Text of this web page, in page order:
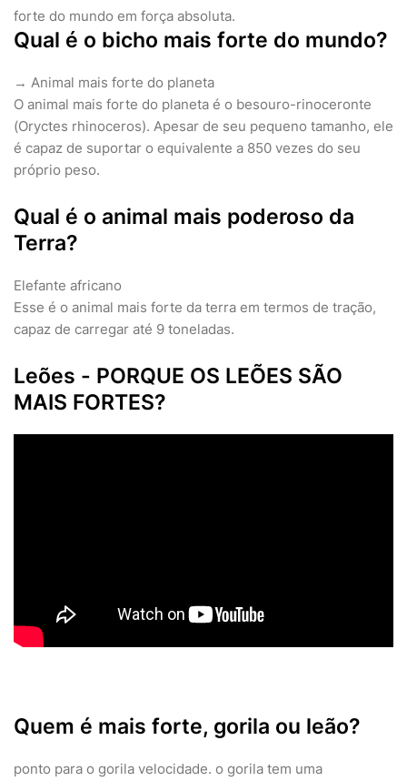
forte do mundo em força absoluta.
Qual é o bicho mais forte do mundo?
→ Animal mais forte do planeta
O animal mais forte do planeta é o besouro-rinoceronte
(Oryctes rhinoceros). Apesar de seu pequeno tamanho, ele
é capaz de suportar o equivalente a 850 vezes do seu
próprio peso.
Qual é o animal mais poderoso da
Terra?
Elefante africano
Esse é o animal mais forte da terra em termos de tração,
capaz de carregar até 9 toneladas.
Leões - PORQUE OS LEÕES SÃO
MAIS FORTES?
Quem é mais forte, gorila ou leão?
ponto para o gorila velocidade. o gorila tem uma